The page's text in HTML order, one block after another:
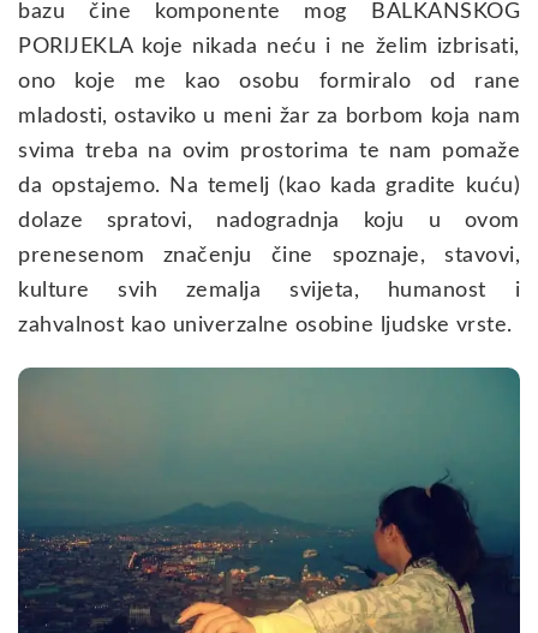
bazu čine komponente mog BALKANSKOG
PORIJEKLA koje nikada neću i ne želim izbrisati,
ono koje me kao osobu formiralo od rane
mladosti, ostaviko u meni žar za borbom koja nam
svima treba na ovim prostorima te nam pomaže
da opstajemo. Na temelj (kao kada gradite kuću)
dolaze spratovi, nadogradnja koju u ovom
prenesenom značenju čine spoznaje, stavovi,
kulture svih zemalja svijeta, humanost i
zahvalnost kao univerzalne osobine ljudske vrste.